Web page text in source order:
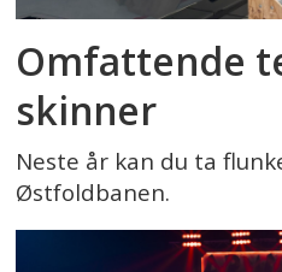
Omfattende
skinner
Neste år kan du ta
Østfoldbanen.